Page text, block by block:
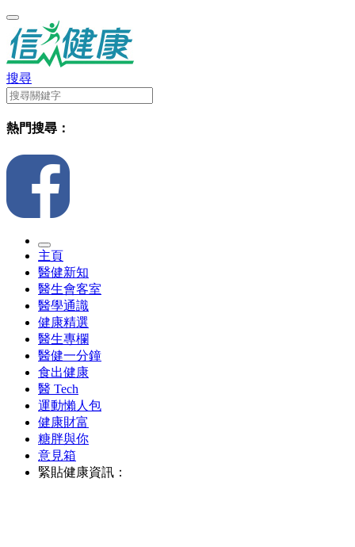
搜尋
熱門搜尋：
主頁
醫健新知
醫生會客室
醫學通識
健康精選
醫生專欄
醫健一分鐘
食出健康
醫 Tech
運動懶人包
健康財富
糖胖與你
意見箱
緊貼健康資訊：